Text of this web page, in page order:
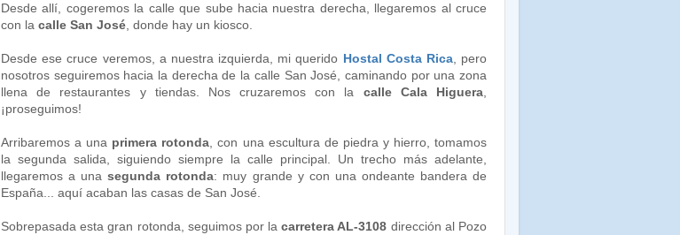
Desde allí, cogeremos la calle que sube hacia nuestra derecha, llegaremos al cruce
con la calle San José, donde hay un kiosco.
Desde ese cruce veremos, a nuestra izquierda, mi querido Hostal Costa Rica, pero
nosotros seguiremos hacia la derecha de la calle San José, caminando por una zona
llena de restaurantes y tiendas. Nos cruzaremos con la calle Cala Higuera,
¡proseguimos!
Arribaremos a una primera rotonda, con una escultura de piedra y hierro, tomamos
la segunda salida, siguiendo siempre la calle principal. Un trecho más adelante,
llegaremos a unasegunda rotonda: muy grande y con una ondeante bandera de
España... aquí acaban las casas de San José.
Sobrepasada esta gran rotonda, seguimos por lacarretera AL-3108 dirección al Pozo